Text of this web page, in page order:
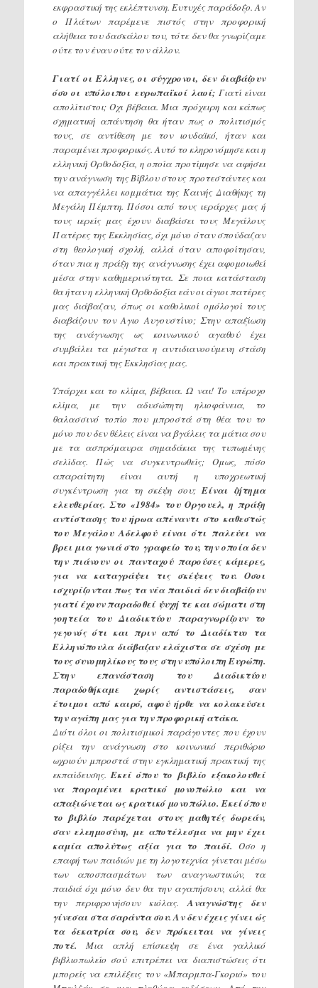
εκφραστική της εκλέπτυνση. Ευτυχές παράδοξο. Αν
ο Πλάτων παρέμενε πιστός στην προφορική
αλήθεια του δασκάλου του, τότε δεν θα γνωρίζαμε
ούτε τον έναν ούτε τον άλλον.
Γιατί οι Ελληνες, οι σύγχρονοι, δεν διαβάζουν
όσο οι υπόλοιποι ευρωπαϊκοί λαοί;Γιατί είναι
απολίτιστοι; Οχι βέβαια. Μια πρόχειρη και κάπως
σχηματική απάντηση θα ήταν πως ο πολιτισμός
τους, σε αντίθεση με τον ιουδαϊκό, ήταν και
παραμένει προφορικός. Αυτό το κληρονόμησε και η
ελληνική Ορθοδοξία, η οποία προτίμησε να αφήσει
την ανάγνωση της Βίβλου στους προτεστάντες και
να απαγγέλλει κομμάτια της Καινής Διαθήκης τη
Μεγάλη Πέμπτη. Πόσοι από τους ιεράρχες μας ή
τους ιερείς μας έχουν διαβάσει τους Μεγάλους
Πατέρες της Εκκλησίας, όχι μόνο όταν σπούδαζαν
στη θεολογική σχολή, αλλά όταν αποφοίτησαν,
όταν πια η πράξη της ανάγνωσης έχει αφομοιωθεί
μέσα στην καθημερινότητα. Σε ποια κατάσταση
θα ήταν η ελληνική Ορθοδοξία εάν οι άγιοι πατέρες
μας διάβαζαν, όπως οι καθολικοί ομόλογοί τους
διαβάζουν τον Αγιο Αυγουστίνο; Στην απαξίωση
της ανάγνωσης ως κοινωνικού αγαθού έχει
συμβάλει τα μέγιστα η αντιδιανοούμενη στάση
και πρακτική της Εκκλησίας μας.
Υπάρχει και το κλίμα, βέβαια. Ω ναι! Το υπέροχο
κλίμα, με την αδυσώπητη ηλιοφάνεια, το
θαλασσινό τοπίο που μπροστά στη θέα του το
μόνο που δεν θέλεις είναι να βγάλεις τα μάτια σου
με τα ασπρόμαυρα σημαδάκια της τυπωμένης
σελίδας. Πώς να συγκεντρωθείς; Ομως, πόσο
απαραίτητη είναι αυτή η υποχρεωτική
συγκέντρωση για τη σκέψη σου;Είναι ζήτημα
ελευθερίας. Στο «1984» του Οργουελ, η πράξη
αντίστασης του ήρωα απέναντι στο καθεστώς
του Μεγάλου Αδελφού είναι ότι παλεύει να
βρει μια γωνιά στο γραφείο του, την οποία δεν
την πιάνουν οι πανταχού παρούσες κάμερες,
για να καταγράψει τις σκέψεις του. Οσοι
ισχυρίζονται πως τα νέα παιδιά δεν διαβάζουν
γιατί έχουν παραδοθεί ψυχή τε και σώματι στη
γοητεία του Διαδικτύου παραγνωρίζουν το
γεγονός ότι και πριν από το Διαδίκτυο τα
Ελληνόπουλα διάβαζαν ελάχιστα σε σχέση με
τους συνομηλίκους τους στην υπόλοιπη Ευρώπη.
Στην επανάσταση του Διαδικτύου
παραδοθήκαμε χωρίς αντιστάσεις, σαν
έτοιμοι από καιρό, αφού ήρθε να κολακεύσει
την αγάπη μας για την προφορική ατάκα.
Διότι όλοι οι πολιτισμικοί παράγοντες που έχουν
ρίξει την ανάγνωση στο κοινωνικό περιθώριο
ωχριούν μπροστά στην εγκληματική πρακτική της
εκπαίδευσης.Εκεί όπου το βιβλίο εξακολουθεί
να παραμένει κρατικό μονοπώλιο και να
απαξιώνεται ως κρατικό μονοπώλιο. Εκεί όπου
το βιβλίο παρέχεται στους μαθητές δωρεάν,
σαν ελεημοσύνη, με αποτέλεσμα να μην έχει
καμία απολύτως αξία για το παιδί. Οσο η
επαφή των παιδιών με τη λογοτεχνία γίνεται μέσω
των αποσπασμάτων των αναγνωστικών, τα
παιδιά όχι μόνο δεν θα την αγαπήσουν, αλλά θα
την περιφρονήσουν κιόλας.Αναγνώστης δεν
γίνεσαι στα σαράντα σου. Αν δεν έχεις γίνει ώς
τα δεκατρία σου, δεν πρόκειται να γίνεις
ποτέ. Μια απλή επίσκεψη σε ένα γαλλικό
βιβλιοπωλείο σού επιτρέπει να διαπιστώσεις ότι
μπορείς να επιλέξεις τον «Μπαρμπα-Γκοριό» του